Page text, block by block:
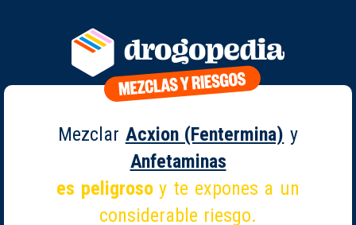
Mezclar Acxion (Fentermina) y
Anfetaminas
es peligrosoy te expones a un
considerable riesgo.